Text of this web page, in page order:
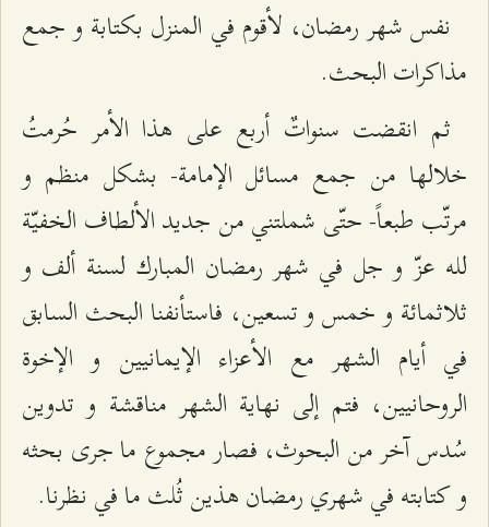
نفس شهر رمضان، لأقوم في المنزل بكتابة و جمع
مذاكرات البحث.
ثم انقضت سنواتٌ أربع على هذا الأمر حُرمتُ
خلالها من جمع مسائل الإمامة- بشكل منظم و
مرتّب طبعاً- حتّى شملتني من جديد الألطاف الخفيّة
لله عزّ و جل في شهر رمضان المبارك لسنة ألف و
ثلاثمائة و خمس و تسعين، فاستأنفنا البحث السابق
في أيام الشهر مع الأعزاء الإيمانيين و الإخوة
الروحانيين، فتم إلى نهاية الشهر مناقشة و تدوين
سُدس آخر من البحوث، فصار مجموع ما جرى بحثه
و كتابته في شهري رمضان هذين ثُلث ما في نظرنا.